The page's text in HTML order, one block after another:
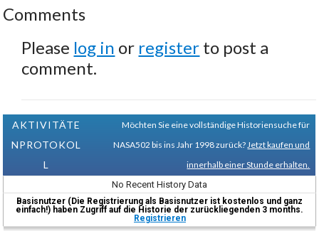
Comments
Please log in or register to post a
comment.
AKTIVITÄTE
NPROTOKOL
L
Möchten Sie eine vollständige Historiensuche für
NASA502 bis ins Jahr 1998 zurück? Jetzt kaufen und
innerhalb einer Stunde erhalten.
No Recent History Data
Basisnutzer (Die Registrierung als Basisnutzer ist kostenlos und ganz
einfach!) haben Zugriff auf die Historie der zurückliegenden 3 months.
Registrieren